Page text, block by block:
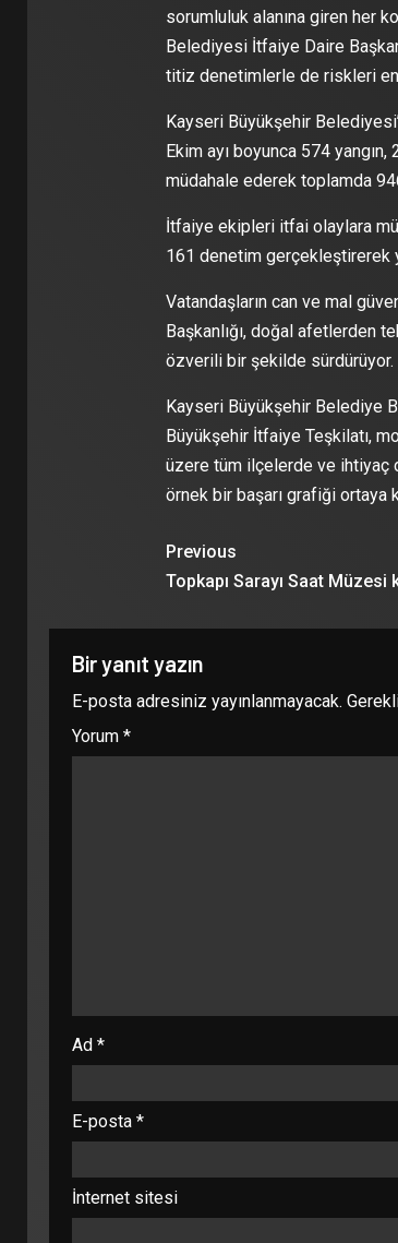
sorumluluk alanına giren her
Belediyesi İtfaiye Daire
titiz denetimlerle de riskleri
Kayseri Büyükşehir
Ekim ayı boyunca 574
müdahale ederek toplamda
İtfaiye ekipleri itfai olaylara
161 denetim gerçekleştirerek
Vatandaşların can ve mal
Başkanlığı, doğal afetlerden
özverili bir şekilde sürdürüyor.
Kayseri Büyükşehir Belediye
Büyükşehir İtfaiye Teşkilatı,
üzere tüm ilçelerde ve ihtiyaç
örnek bir başarı grafiği ortaya
Previous
Topkapı Sarayı Saat Müzesi
Bir yanıt yazın
E-posta adresiniz yayınlanmayacak.
Yorum *
Ad *
E-posta *
İnternet sitesi